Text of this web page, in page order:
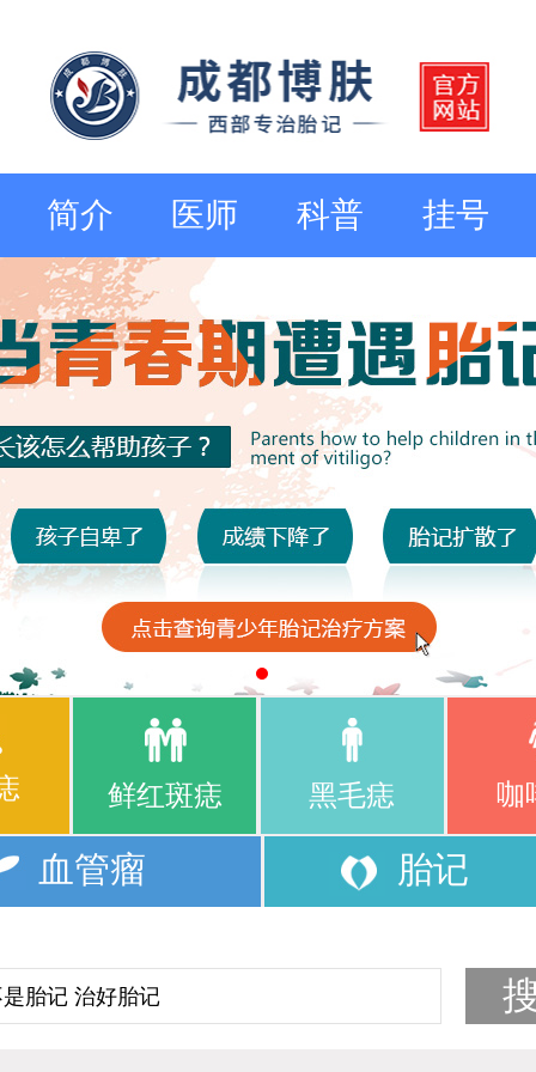
简介 医师 科普 挂号
鲜红斑痣 黑毛痣 咖
血管瘤 胎记